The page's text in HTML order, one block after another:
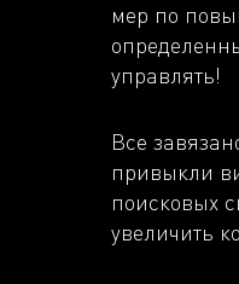
мер по
управлять!
Все
привыкли
поисковых
увеличить